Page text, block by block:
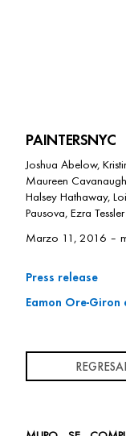
PAINTERSNYC
Joshua Abelow,
Maureen
Halsey Hathaway,
Pausova, Ezra
Marzo 11, 2016 –
Press release
Eamon Ore-Giron